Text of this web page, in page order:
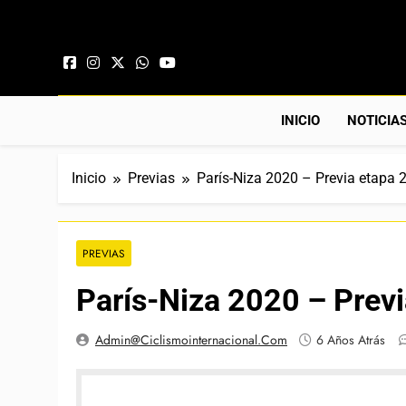
INICIO
Inicio Previas París-Niza 2020 – Previa etapa 2
PREVIAS
París-Niza 2020 –
Admin@ciclismointernacional.com 6 Años Atrás